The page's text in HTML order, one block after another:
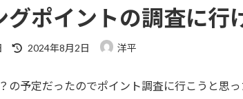
グポイントの調査に行
最
新
2024年8月2日 洋平
の予定だったのでポイント調査に行こうと思っ